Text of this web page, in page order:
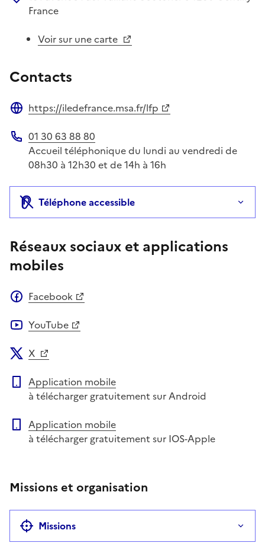
France
Voir sur une carte
Contacts
https://iledefrance.msa.fr/lfp
Téléphone
01 30 63 88 80
Accueil téléphonique du lundi au vendredi de
08h30 à 12h30 et de 14h à 16h
Téléphone accessible
Réseaux sociaux et applications
mobiles
Facebook
YouTube
X
Application mobile
à télécharger gratuitement sur Android
Application mobile
à télécharger gratuitement sur IOS-Apple
Missions et organisation
Missions